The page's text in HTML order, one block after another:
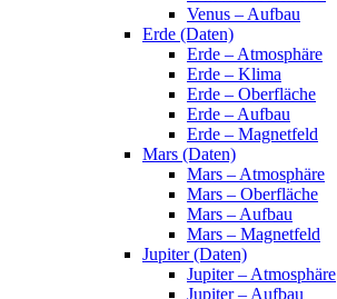
Venus – Aufbau
Erde (Daten)
Erde – Atmosphäre
Erde – Klima
Erde – Oberfläche
Erde – Aufbau
Erde – Magnetfeld
Mars (Daten)
Mars – Atmosphäre
Mars – Oberfläche
Mars – Aufbau
Mars – Magnetfeld
Jupiter (Daten)
Jupiter – Atmosphäre
Jupiter – Aufbau